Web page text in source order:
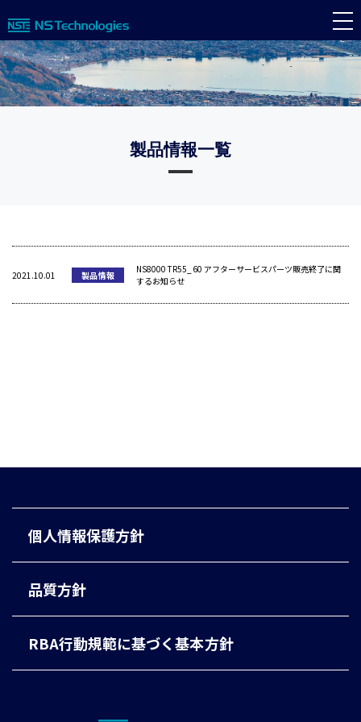
製品情報一覧
2021.10.01 製品情報
NS8000 TR55_60 アフターサービスパーツ販売終了に関
するお知らせ
個人情報保護方針
品質方針
RBA行動規範に基づく基本方針